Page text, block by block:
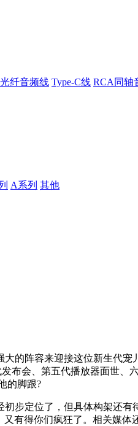
光纤音频线 Type-C线 RCA同轴
A系列 其他
的阵容来迎接这位新生代
布会、第五代播放器面世
的脚跟?
步定位了，但具体构架还
有得你们疯狂了。相关媒